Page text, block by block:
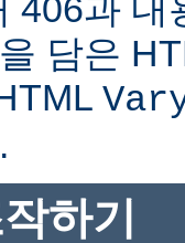
406과 내
담은
하기